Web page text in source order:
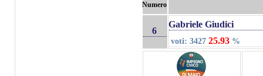
Numero
6
Gabriele Giudici
voti: 342725.93 %